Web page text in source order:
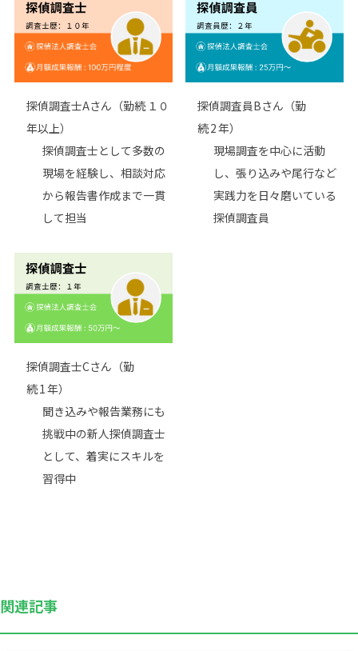
探偵調査士Aさん（勤続 １０
年以上）
探偵調査士として多数の
現場を経験し、相談対応
から報告書作成まで一貫
して担当
探偵調査員Bさん（勤
続 2 年）
現場調査を中心に活動
し、張り込みや尾行など
実践力を日々磨いている
探偵調査員
探偵調査士Cさん（勤
続 1 年）
聞き込みや報告業務にも
挑戦中の新人探偵調査士
として、着実にスキルを
習得中
関連記事